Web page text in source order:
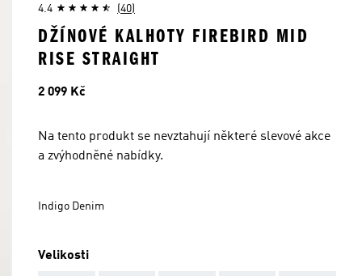
4.4 (40)
DŽÍNOVÉ KALHOTY FIREBIRD MID
RISE STRAIGHT
Cena
2 099 Kč
Na tento produkt se nevztahují některé slevové akce
a zvýhodněné nabídky.
Indigo Denim
Velikosti